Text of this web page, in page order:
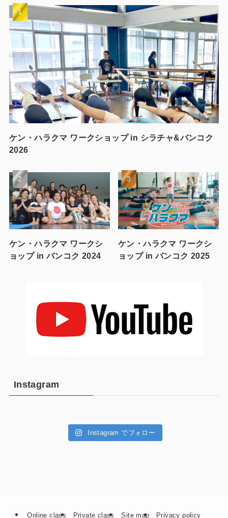
ケン・ハラクマ ワークショップ in シラチャ&バンコク
2026
ケン・ハラクマ ワークシ
ョップ in バンコク 2024
ケン・ハラクマ ワークシ
ョップ in バンコク 2025
Instagram
Instagram でフォロー
Online class Private class Site map Privacy policy